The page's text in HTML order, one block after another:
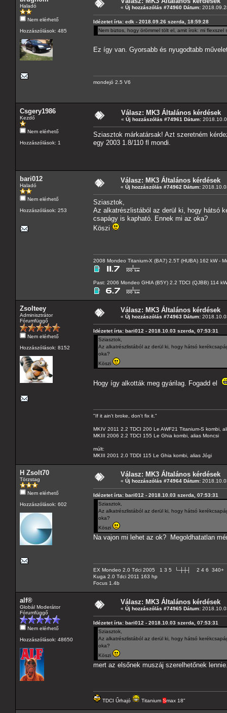
Haladó
Nem elérhető
Hozzászólások: 485
« Új hozzászólás #74960 Dátum:
Idézetet írta: edk - 2018.09.26 szerda, 18:59:28
Nem biztos, hogy örömmel tölt el, amit írok: mi
Ez így van. Gyorsabb és nyugodtabb
mondejó 2.5 V6
Csgery1986
Kezdő
Nem elérhető
Hozzászólások: 1
Válasz: MK3 Általános kérdések
« Új hozzászólás #74961 Dátum:
Sziasztok márkatársak! Azt szeretném
egy 2003 1.8/110 fl mondi.
bari012
Haladó
Nem elérhető
Hozzászólások: 253
Válasz: MK3 Általános kérdések
« Új hozzászólás #74962 Dátum:
Sziasztok,
Az alkatrészlistából az derül ki, hogy hátsó
csapágy is kapható. Ennek mi az oka?
Köszi
2008 Mondeo Titanium-X (BA7) 2.5T (HUBA) 162 kW -
Past: 2006 Mondeo GHIA (B5Y) 2.2 TDCI (QJBB) 114
Zsolteey
Adminisztrátor
Fórumfüggő
Nem elérhető
Hozzászólások: 8152
Válasz: MK3 Általános kérdések
« Új hozzászólás #74963 Dátum:
Idézetet írta: bari012 - 2018.10.03 szerda, 07:53:31
Sziasztok,
Az alkatrészlistából az derül ki, hogy hátsó
oka?
Köszi
Hogy így alkották meg gyárilag. Fogadd el
"If it ain't broke, don't fix it."
MKIV 2011 2.2 TDCI 200 Le AWF21 Titanium-S kombi,
MKIII 2006 2.2 TDCI 155 Le Ghia kombi, alias Moncsi
múlt:
MKIII 2001 2.0 TDDI 115 Le Ghia kombi, alias Jógi
H Zsolt70
Törzstag
Nem elérhető
Hozzászólások: 602
Válasz: MK3 Általános kérdések
« Új hozzászólás #74964 Dátum:
Idézetet írta: bari012 - 2018.10.03 szerda, 07:53:31
Sziasztok,
Az alkatrészlistából az derül ki, hogy hátsó
oka?
Köszi
Na vajon mi lehet az ok? Megoldhatatlan
EX Mondeo 2.0 Tdci 2005 1 3 5 └-┼┼┤ 2 4 6 340+
Kuga 2.0 Tdci 2011 163 hp
Focus 1.4b
alf®
Globál Moderátor
Fórumfüggő
Nem elérhető
Hozzászólások: 48650
Válasz: MK3 Általános kérdések
« Új hozzászólás #74965 Dátum:
Idézetet írta: bari012 - 2018.10.03 szerda, 07:53:31
Sziasztok,
Az alkatrészlistából az derül ki, hogy hátsó
oka?
Köszi
mert az elsőnek muszáj szerelhetőnek
TDCI Űrhajó Titanium Smax 18"